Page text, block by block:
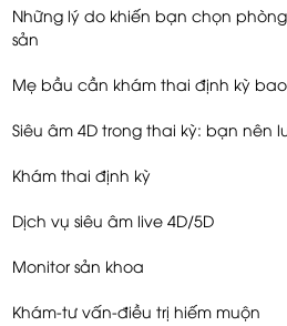
Những lý do khiến bạn chọn
sản
Mẹ bầu cần khám thai định kỳ
Siêu âm 4D trong thai kỳ: bạn nên
Khám thai định kỳ
Dịch vụ siêu âm live 4D/5D
Monitor sản khoa
Khám-tư vấn-điều trị hiếm muộn